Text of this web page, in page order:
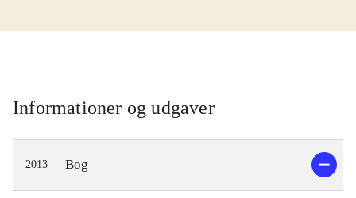
Informationer og udgaver
2013 Bog